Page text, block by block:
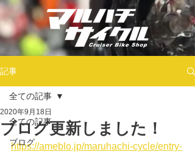
記事
全ての記事
ブログ
全ての記事
ブログ更新しました！
2020年9月18日
https://ameblo.jp/maruhachi-cycle/entry-